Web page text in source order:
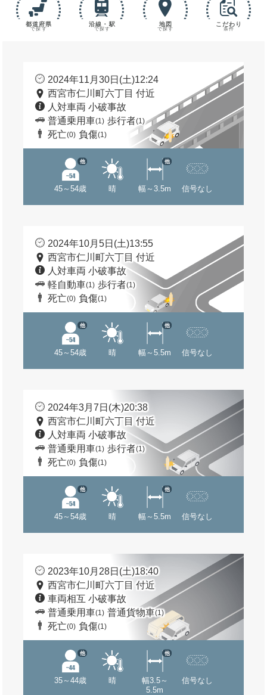
都道府県
で探す
沿線・駅
で探す
地図
で探す
こだわり
条件
2024年11月30日(土)12:24
西宮市仁川町六丁目 付近
人対車両 小破事故
普通乗用車(1) 歩行者(1)
死亡(0) 負傷(1)
45～54歳
他
晴 幅～3.5m
他
信号なし
2024年10月5日(土)13:55
西宮市仁川町六丁目 付近
人対車両 小破事故
軽自動車(1) 歩行者(1)
死亡(0) 負傷(1)
45～54歳
他
晴 幅～5.5m
他
信号なし
2024年3月7日(木)20:38
西宮市仁川町六丁目 付近
人対車両 小破事故
普通乗用車(1) 歩行者(1)
死亡(0) 負傷(1)
45～54歳
他
晴 幅～5.5m
他
信号なし
2023年10月28日(土)18:40
西宮市仁川町六丁目 付近
車両相互 小破事故
普通乗用車(1) 普通貨物車(1)
死亡(0) 負傷(1)
35～44歳
他
晴
幅3.5～
5.5m
他
信号なし